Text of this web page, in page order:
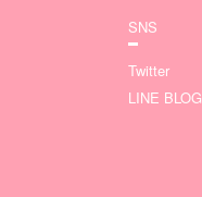
SNS
Twitter
LINE BLOG